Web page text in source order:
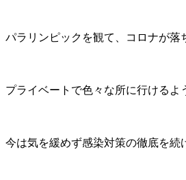
パラリンピックを観て、コロナが
プライベートで色々な所に行けるよ
今は気を緩めず感染対策の徹底を続